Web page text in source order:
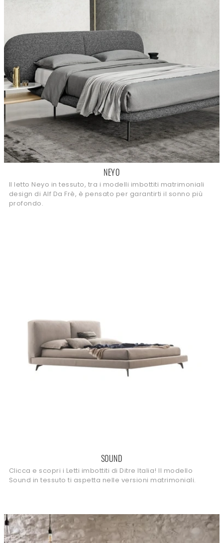
NEYO
Il letto Neyo in tessuto, tra i modelli imbottiti matrimoniali
design di Alf Da Frè, è pensato per garantirti il sonno più
profondo.
SOUND
Clicca e scopri i Letti imbottiti di Ditre Italia! Il modello
Sound in tessuto ti aspetta nelle versioni matrimoniali.